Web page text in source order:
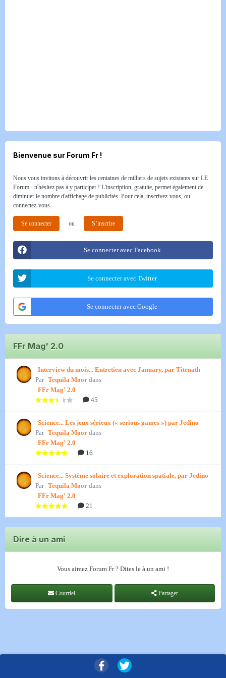
Bienvenue sur Forum Fr !
Nous vous invitons à découvrir les centaines de milliers de sujets existants sur LE
Forum - n'hésitez pas à y participer ! L'inscription, gratuite, permet également de
diminuer le nombre d'affichage de publicités. Pour cela, inscrivez-vous, ou
connectez-vous.
Se connecter ou S’inscrire
Se connecter avec Facebook
Se connecter avec Twitter
Se connecter avec Google
FFr Mag' 2.0
Interview du mois... Entretien avec January, par Titenath
Par Tequila Moor dans
FFr Mag' 2.0
45
Science... Les jeux sérieux (« serious games ») par Jedino
Par Tequila Moor dans
FFr Mag' 2.0
16
Science... Système solaire et exploration spatiale, par Jedino
Par Tequila Moor dans
FFr Mag' 2.0
21
Dire à un ami
Vous aimez Forum Fr ? Dites le à un ami !
Courriel Partager